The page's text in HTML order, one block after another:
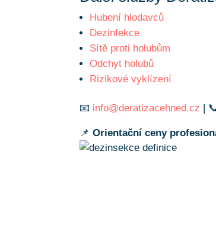
Hubení hlodavců
Dezinfekce
Sítě proti holubům
Odchyt holubů
Rizikové vyklízení
📧 info@deratizacehned.cz |
📌Orientační ceny